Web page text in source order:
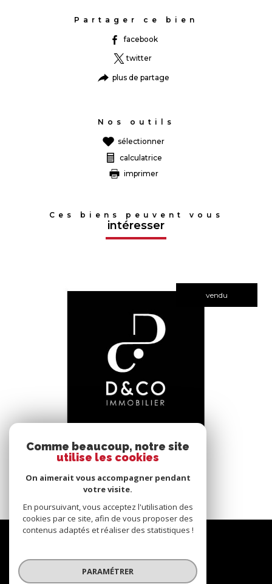
Partager ce bien
facebook
twitter
plus de partage
Nos outils
sélectionner
calculatrice
imprimer
Ces biens peuvent vous
intéresser
vendu
voir le bien
Bâgé-le-Châtel (01380)
Nous
Comme beaucoup, notre site
utilise les cookies
On aimerait vous accompagner pendant
votre visite.
En poursuivant, vous acceptez l'utilisation des
cookies par ce site, afin de vous proposer des
contenus adaptés et réaliser des statistiques !
PARAMÉTRER